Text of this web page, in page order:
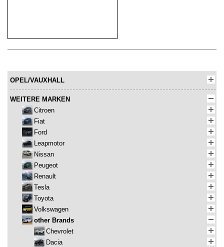
OPEL/VAUXHALL
WEITERE MARKEN
Citroen
Fiat
Ford
Leapmotor
Nissan
Peugeot
Renault
Tesla
Toyota
Volkswagen
other Brands
Chevrolet
Dacia